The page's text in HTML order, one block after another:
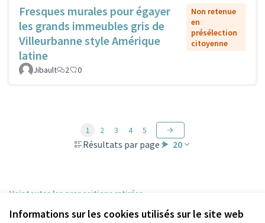
Informations sur les cookies utilisés sur le site web
Fresques murales pour égayer
les grands immeubles gris de
Villeurbanne style Amérique
latine
Non retenue
en
présélection
citoyenne
Jibault 2 0
Résultats par page : 20
1 2 3 4 5
Voir toutes les propositions retirées